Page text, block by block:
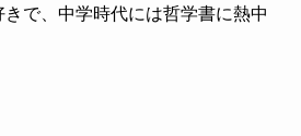
で、中学時代には哲学書に熱中